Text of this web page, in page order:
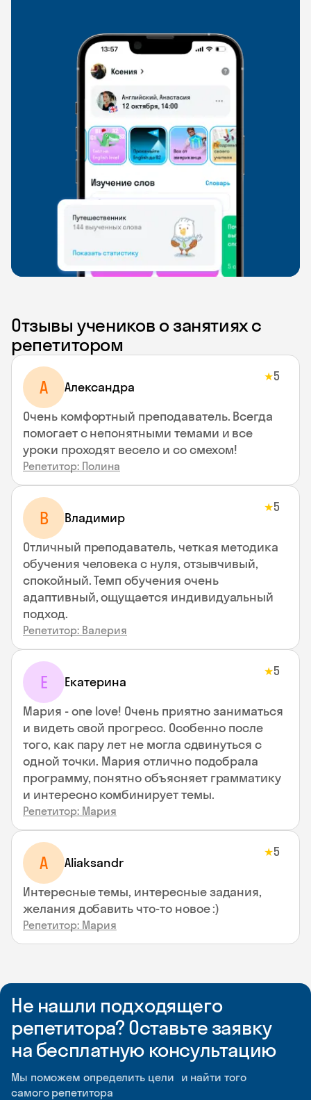
Отзывы учеников о занятиях с
репетитором
A Aлександра
★5
Очень комфортный преподаватель. Всегда
помогает с непонятными темами и все
уроки проходят весело и со смехом!
Репетитор: Полина
В Владимир
★5
Отличный преподаватель, четкая методика
обучения человека с нуля, отзывчивый,
спокойный. Темп обучения очень
адаптивный, ощущается индивидуальный
подход.
Репетитор: Валерия
Е Екатерина
★5
Мария - one love! Очень приятно заниматься
и видеть свой прогресс. Особенно после
того, как пару лет не могла сдвинуться с
одной точки. Мария отлично подобрала
программу, понятно объясняет грамматику
и интересно комбинирует темы.
Репетитор: Мария
A Aliaksandr
★5
Интересные темы, интересные задания,
желания добавить что-то новое :)
Репетитор: Мария
Не нашли подходящего
репетитора? Оставьте заявку
на бесплатную консультацию
Мы поможем определить цели и найти того
самого репетитора